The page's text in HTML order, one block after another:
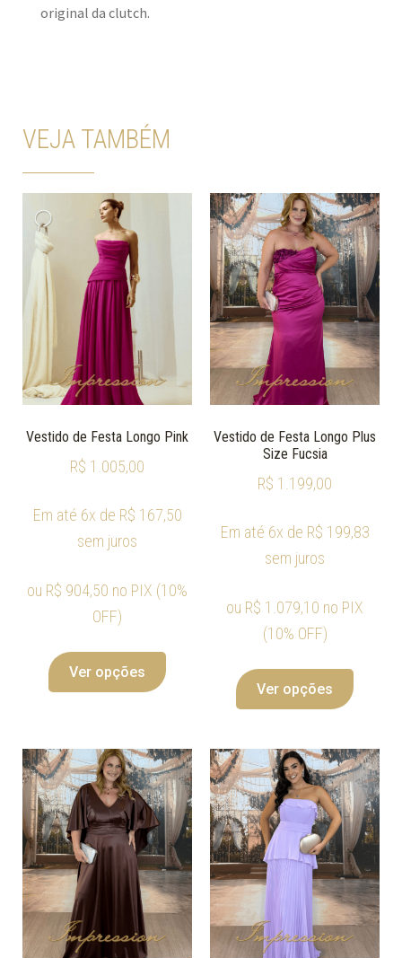
original da clutch.
VEJA TAMBÉM
Vestido de Festa Longo Pink
R$ 1.005,00
Em até 6x de R$ 167,50
sem juros
ou R$ 904,50 no PIX (10%
OFF)
Ver opções
Vestido de Festa Longo Plus
Size Fucsia
R$ 1.199,00
Em até 6x de R$ 199,83
sem juros
ou R$ 1.079,10 no PIX
(10% OFF)
Ver opções